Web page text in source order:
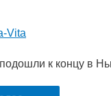
Vita
к концу в